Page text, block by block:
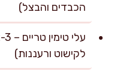
הכבדים והבצל)
לקישוט ורעננות)